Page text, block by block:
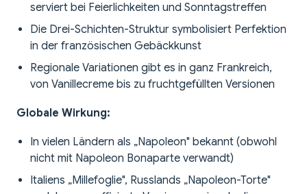
serviert bei Feierlichkeiten und Sonntagstreffen
Die Drei-Schichten-Struktur symbolisiert Perfektion
in der französischen Gebäckkunst
Regionale Variationen gibt es in ganz Frankreich,
von Vanillecreme bis zu fruchtgefüllten Versionen
Globale Wirkung:
In vielen Ländern als „Napoleon" bekannt (obwohl
nicht mit Napoleon Bonaparte verwandt)
Italiens „Millefoglie", Russlands „Napoleon-Torte"